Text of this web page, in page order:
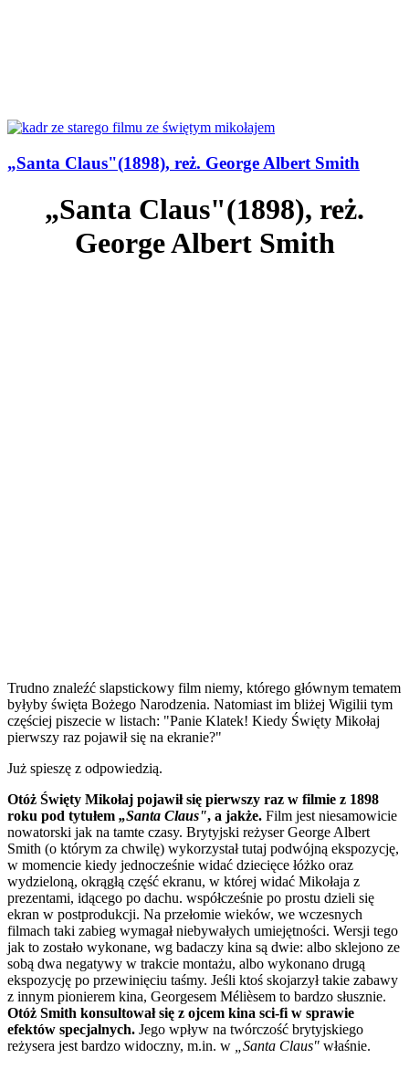
„Santa Claus"(1898), reż. George Albert Smith
„Santa Claus"(1898), reż.
George Albert Smith
Trudno znaleźć slapstickowy film niemy, którego głównym tematem
byłyby święta Bożego Narodzenia. Natomiast im bliżej Wigilii tym
częściej piszecie w listach: "Panie Klatek! Kiedy Święty Mikołaj
pierwszy raz pojawił się na ekranie?"
Już spieszę z odpowiedzią.
Otóż Święty Mikołaj pojawił się pierwszy raz w filmie z 1898
roku pod tytułem „Santa Claus", a jakże. Film jest niesamowicie
nowatorski jak na tamte czasy. Brytyjski reżyser George Albert
Smith (o którym za chwilę) wykorzystał tutaj podwójną ekspozycję,
w momencie kiedy jednocześnie widać dziecięce łóżko oraz
wydzieloną, okrągłą część ekranu, w której widać Mikołaja z
prezentami, idącego po dachu. współcześnie po prostu dzieli się
ekran w postprodukcji. Na przełomie wieków, we wczesnych
filmach taki zabieg wymagał niebywałych umiejętności. Wersji tego
jak to zostało wykonane, wg badaczy kina są dwie: albo sklejono ze
sobą dwa negatywy w trakcie montażu, albo wykonano drugą
ekspozycję po przewinięciu taśmy. Jeśli ktoś skojarzył takie zabawy
z innym pionierem kina, Georgesem Mélièsem to bardzo słusznie.
Otóż Smith konsultował się z ojcem kina sci-fi w sprawie
efektów specjalnych. Jego wpływ na twórczość brytyjskiego
reżysera jest bardzo widoczny, m.in. w
„Santa Claus" właśnie.